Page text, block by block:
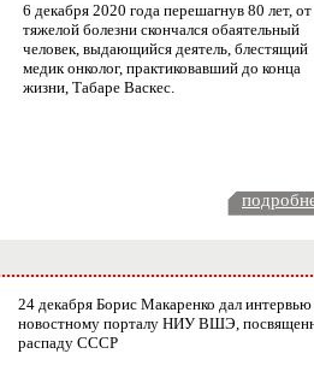
6 декабря 2020 года перешагнув 80 лет, от
тяжелой болезни скончался обаятельный
человек, выдающийся деятель, блестящий
медик онколог, практиковавший до конца
жизни, Табаре Васкес.
24 декабря Борис Макаренко дал интервью
новостному порталу НИУ ВШЭ,
распаду СССР